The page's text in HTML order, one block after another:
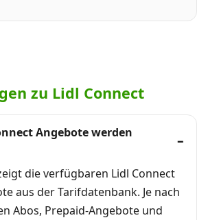
zu Lidl Connect
Angebote werden
die verfügbaren Lidl Connect
aus der Tarifdatenbank. Je nach
Abos, Prepaid-Angebote und